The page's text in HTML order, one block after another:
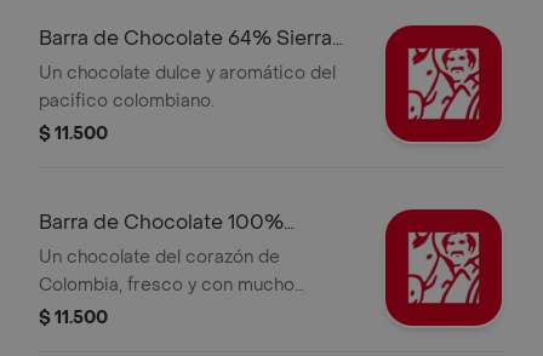
Barra de Chocolate 64% Sierra
Nevada
Un chocolate dulce y aromático del
pacifico colombiano.
$ 11.500
Barra de Chocolate 100%
Colombia
Un chocolate del corazón de
Colombia, fresco y con mucho
cuerpo.
$ 11.500